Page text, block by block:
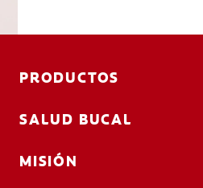
PRODUCTOS
SALUD BUCAL
MISIÓN